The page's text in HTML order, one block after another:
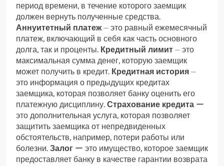
период времени, в течение которого заемщик
должен вернуть полученные средства.
Аннуитетный платеж⏤ это равный ежемесячный
платеж, включающий в себя как часть основного
долга, так и проценты. Кредитный лимит ⏤ это
максимальная сумма денег, которую заемщик
может получить в кредит. Кредитная история ⏤
это информация о предыдущих кредитах
заемщика, которая позволяет банку оценить его
платежную дисциплину. Страхование кредита ー
это дополнительная услуга, которая позволяет
защитить заемщика от непредвиденных
обстоятельств, например, потери работы или
болезни. Залог ー это имущество, которое заемщик
предоставляет банку в качестве гарантии возврата